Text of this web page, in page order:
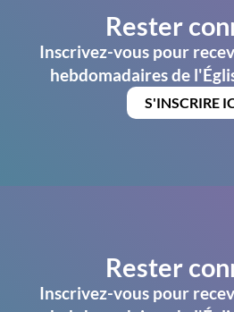
Rester
Inscrivez-vous pour
hebdomadaires de
S'INSCRIRE
Rester
Inscrivez-vous pour